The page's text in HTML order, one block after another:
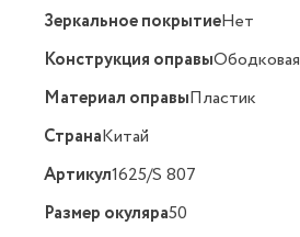
Зеркальное покрытиеНет
Конструкция оправыОбодковая
Материал оправыПластик
СтранаКитай
Артикул1625/S 807
Размер окуляра50